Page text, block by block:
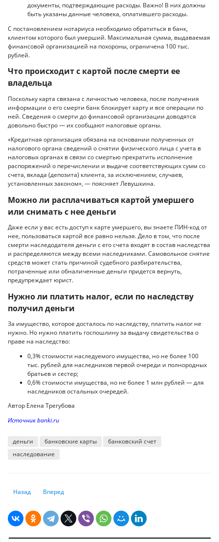
документы, подтверждающие расходы. Важно! В них должны
быть указаны данные человека, оплатившего расходы.
С постановлением нотариуса необходимо обратиться в банк,
клиентом которого был умерший. Максимальная сумма, выдаваемая
финансовой организацией на похороны, ограничена 100 тыс.
рублей.
Что происходит с картой после смерти ее
владельца
Поскольку карта связана с личностью человека, после получения
информации о его смерти банк блокирует карту и все операции по
ней. Сведения о смерти до финансовой организации доводятся
довольно быстро — их сообщают налоговые органы.
«Кредитная организация обязана на основании полученных от
налогового органа сведений о снятии физического лица с учета в
налоговых органах в связи со смертью прекратить исполнение
распоряжений о перечислении и выдаче соответствующих сумм со
счета, вклада (депозита) клиента, за исключением, случаев,
установленных законом», — поясняет Левушкина.
Можно ли расплачиваться картой умершего
или снимать с нее деньги
Даже если у вас есть доступ к карте умершего, вы знаете ПИН-код от
нее, пользоваться картой все равно нельзя. Дело в том, что после
смерти наследодателя деньги с его счета входят в состав наследства
и распределяются между всеми наследниками. Самовольное снятие
средств может стать причиной судебного разбирательства,
потраченные или обналиченные деньги придется вернуть,
предупреждает юрист.
Нужно ли платить налог, если по наследству
получил деньги
За имущество, которое досталось по наследству, платить налог не
нужно. Но нужно платить госпошлину за выдачу свидетельства о
праве на наследство:
0,3% стоимости наследуемого имущества, но не более 100
тыс. рублей для наследников первой очереди и полнородных
братьев и сестер;
0,6% стоимости имущества, но не более 1 млн рублей — для
наследников остальных очередей.
Автор Елена Трегубова
Источник banki.ru
деньги банковские карты
банковский счет
наследование
Предыдущий: Выгодно ли сейчас рефинансировать кредиты
Назад Следующий: Бесплатная юридическая помощь: кто и как
Вперед